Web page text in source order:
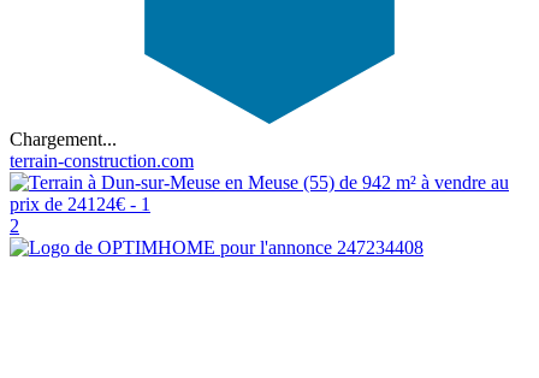
Chargement...
terrain-construction.com
2